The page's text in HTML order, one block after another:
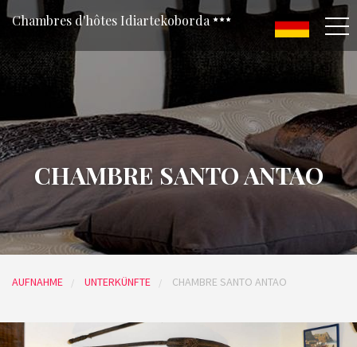
Chambres d'hôtes Idiartekoborda
CHAMBRE SANTO ANTAO
AUFNAHME UNTERKÜNFTE CHAMBRE SANTO ANTAO